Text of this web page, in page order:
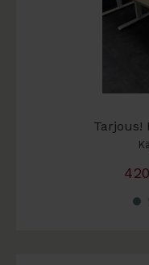
Tarjous!